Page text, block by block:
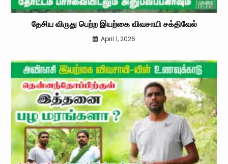
தேசிய விருது பெற்ற இயற்கை விவசாயி சக்திவேல்
April 1, 2026